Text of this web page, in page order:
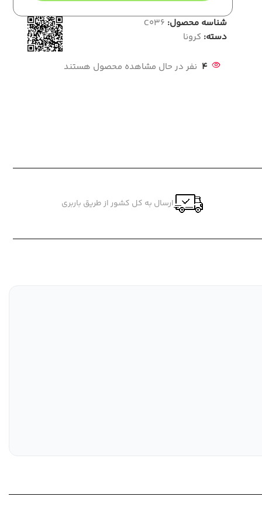
شناسه محصول: C036
دسته: کرونا
4 نفر در حال مشاهده محصول هستند
ارسال به کل کشور از طریق باربری